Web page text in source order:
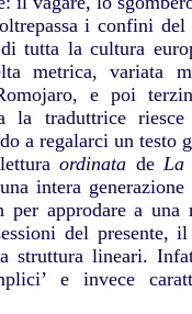
i confini del
tutta la cultura
metrica, variata
e poi
la traduttrice
a regalarci un testo
ordinata deLa
intera
approdare a una
del presente,
struttura lineari.
e invece